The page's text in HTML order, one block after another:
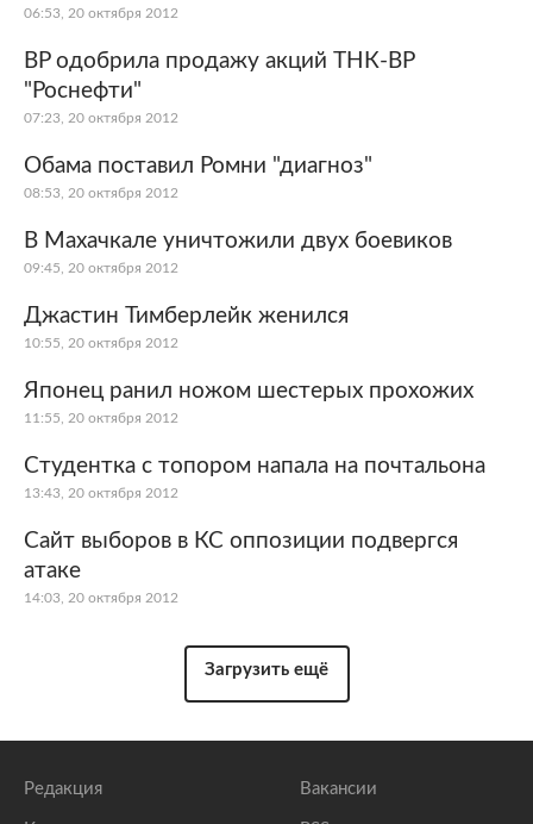
06:53, 20 октября 2012
BP одобрила продажу акций ТНК-BP
"Роснефти"
07:23, 20 октября 2012
Обама поставил Ромни "диагноз"
08:53, 20 октября 2012
В Махачкале уничтожили двух боевиков
09:45, 20 октября 2012
Джастин Тимберлейк женился
10:55, 20 октября 2012
Японец ранил ножом шестерых прохожих
11:55, 20 октября 2012
Студентка с топором напала на почтальона
13:43, 20 октября 2012
Сайт выборов в КС оппозиции подвергся
атаке
14:03, 20 октября 2012
Загрузить ещё
Редакция Вакансии